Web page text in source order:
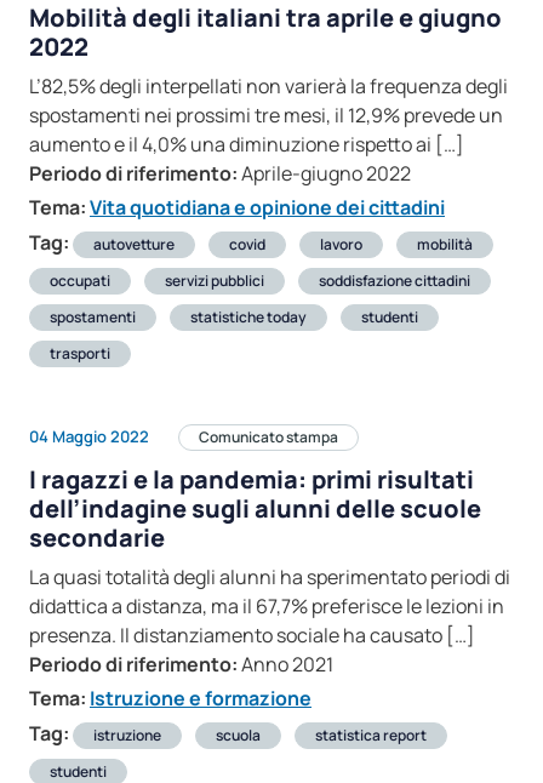
Mobilità degli italiani tra aprile e giugno
2022
L’82,5% degli interpellati non varierà la frequenza degli
spostamenti nei prossimi tre mesi, il 12,9% prevede un
aumento e il 4,0% una diminuzione rispetto ai […]
Periodo di riferimento:Aprile-giugno 2022
Tema:Vita quotidiana e opinione dei cittadini
Tag:
autovetture covid lavoro
mobilità
occupati
servizi pubblici
soddisfazione cittadini
spostamenti
statistiche today
studenti
trasporti
04 Maggio 2022 Comunicato stampa
I ragazzi e la pandemia: primi risultati
dell’indagine sugli alunni delle scuole
secondarie
La quasi totalità degli alunni ha sperimentato periodi di
didattica a distanza, ma il 67,7% preferisce le lezioni in
presenza. Il distanziamento sociale ha causato […]
Periodo di riferimento:Anno 2021
Tema: Istruzione e formazione
Tag:
istruzione scuola
statistica report
studenti